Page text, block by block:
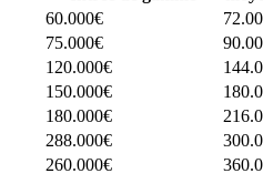
60.000€
75.000€
120.000€
150.000€
180.000€
288.000€
260.000€